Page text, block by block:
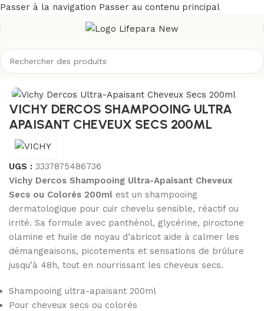
Passer à la navigation Passer au contenu principal
/Boutique/Cheveux/Shampoing/Shampoing cheveux secs
VICHY DERCOS SHAMPOOING ULTRA
APAISANT CHEVEUX SECS 200ML
UGS : 3337875486736
Vichy Dercos Shampooing Ultra-Apaisant Cheveux
Secs ou Colorés 200ml est un shampooing
dermatologique pour cuir chevelu sensible, réactif ou
irrité. Sa formule avec panthénol, glycérine, piroctone
olamine et huile de noyau d’abricot aide à calmer les
démangeaisons, picotements et sensations de brûlure
jusqu’à 48h, tout en nourrissant les cheveux secs.
Shampooing ultra-apaisant 200ml
Pour cheveux secs ou colorés